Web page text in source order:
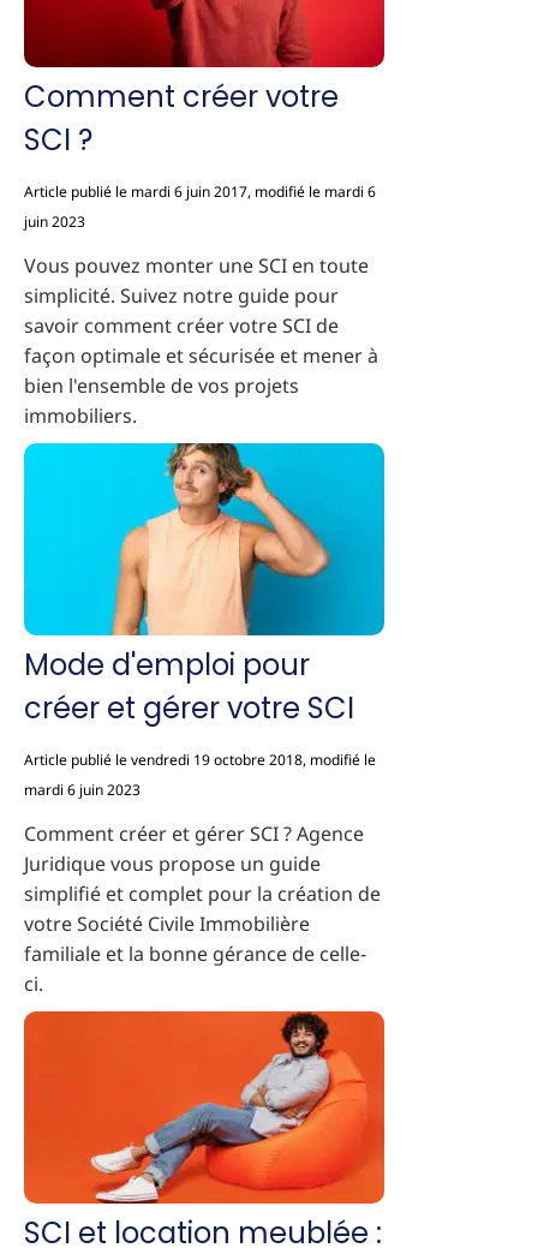
Comment créer votre
SCI ?
Article publié le mardi 6 juin 2017, modifié le mardi 6
juin 2023
Vous pouvez monter une SCI en toute
simplicité. Suivez notre guide pour
savoir comment créer votre SCI de
façon optimale et sécurisée et mener à
bien l'ensemble de vos projets
immobiliers.
Mode d'emploi pour
créer et gérer votre SCI
Article publié le vendredi 19 octobre 2018, modifié le
mardi 6 juin 2023
Comment créer et gérer SCI ? Agence
Juridique vous propose un guide
simplifié et complet pour la création de
votre Société Civile Immobilière
familiale et la bonne gérance de celle-
ci.
SCI et location meublée :